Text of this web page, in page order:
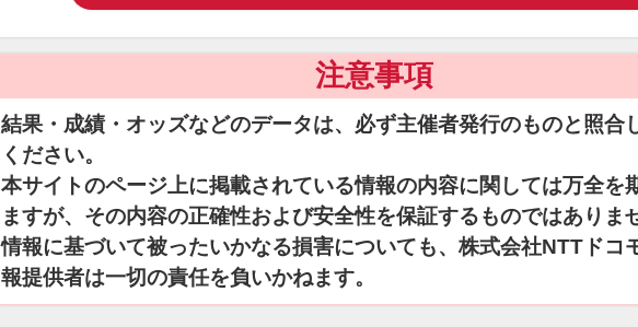
注意事項
結果・成績・オッズなどのデータは、必ず主催者発行のものと照合
ください。
本サイトのページ上に掲載されている情報の内容に関しては万全を
ますが、その内容の正確性および安全性を保証するものではありま
情報に基づいて被ったいかなる損害についても、株式会社NTTドコ
報提供者は一切の責任を負いかねます。